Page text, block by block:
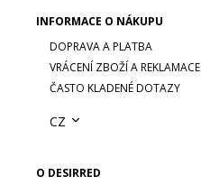
INFORMACE O NÁKUPU
DOPRAVA A PLATBA
VRÁCENÍ ZBOŽÍ A REKLAMACE
ČASTO KLADENÉ DOTAZY
CZ
O DESIRRED